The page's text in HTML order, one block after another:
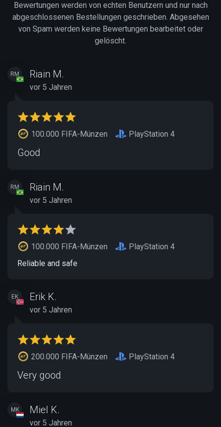
Bewertungen werden von echten Benutzern und nur nach
abgeschlossenen Bestellungen geschrieben. Abgesehen
von Spam werden keine Bewertungen bearbeitet oder
gelöscht.
RM Riain M.
vor 5 Jahren
100.000 FIFA-Münzen PlayStation 4
Good
RM Riain M.
vor 5 Jahren
100.000 FIFA-Münzen
PlayStation 4
Reliable and safe
EK Erik K.
vor 5 Jahren
200.000 FIFA-Münzen PlayStation 4
Very good
MK Miel K.
vor 5 Jahren